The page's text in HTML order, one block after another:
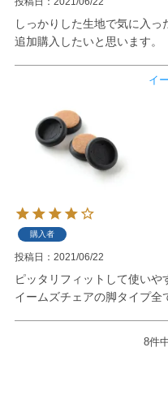
しっかりした生地で気に入っ
追加購入したいと思います。
イ
購入者
投稿日 2021/06/22
ピッタリフィットして使いや
イームズチェアの脚タイプ全
8件